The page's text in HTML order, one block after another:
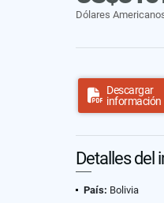
Dólares
Descargar
información
Detalles del
País: Bolivia